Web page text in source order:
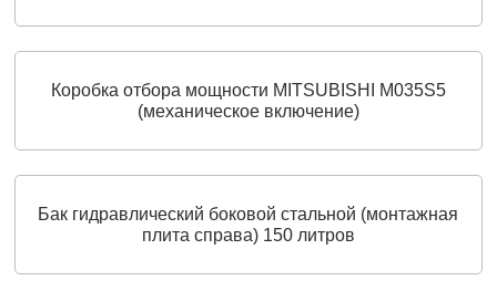
Коробка отбора мощности MITSUBISHI М035S5
(механическое включение)
Бак гидравлический боковой стальной (монтажная
плита справа) 150 литров